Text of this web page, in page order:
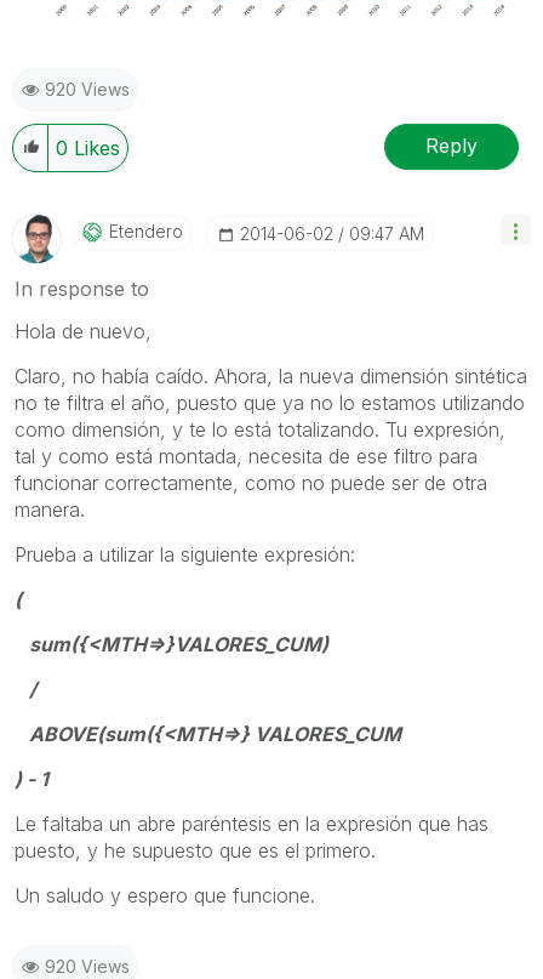
920 Views
0 Likes Reply
Etendero ‎2014-06-02 09:47 AM
In response to
Hola de nuevo,
Claro, no había caído. Ahora, la nueva dimensión sintética
no te filtra el año, puesto que ya no lo estamos utilizando
como dimensión, y te lo está totalizando. Tu expresión,
tal y como está montada, necesita de ese filtro para
funcionar correctamente, como no puede ser de otra
manera.
Prueba a utilizar la siguiente expresión:
(
sum({<MTH=>}VALORES_CUM)
/
ABOVE(sum({<MTH=>} VALORES_CUM
) - 1
Le faltaba un abre paréntesis en la expresión que has
puesto, y he supuesto que es el primero.
Un saludo y espero que funcione.
920 Views